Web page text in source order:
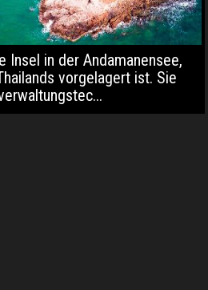
Insel in der Andamanensee,
vorgelagert ist. Sie